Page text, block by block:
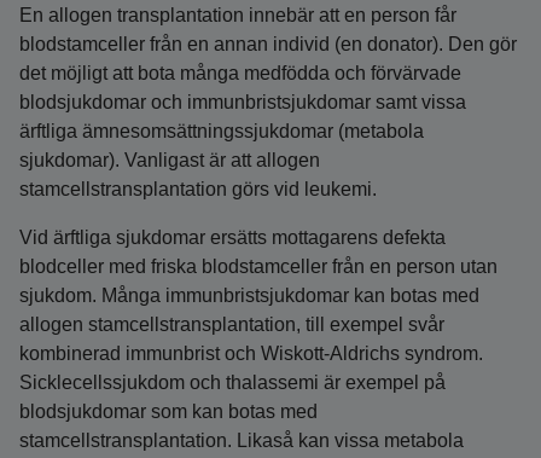
En allogen transplantation innebär att en person får
blodstamceller från en annan individ (en donator). Den gör
det möjligt att bota många medfödda och förvärvade
blodsjukdomar och immunbristsjukdomar samt vissa
ärftliga ämnesomsättningssjukdomar (metabola
sjukdomar). Vanligast är att allogen
stamcellstransplantation görs vid leukemi.
Vid ärftliga sjukdomar ersätts mottagarens defekta
blodceller med friska blod­stamceller från en person utan
sjukdom. Många immunbristsjukdomar kan botas med
allogen stamcells­transplantation, till exempel svår
kombinerad immunbrist och Wiskott-Aldrichs syndrom.
Sicklecellssjukdom och thalassemi är exempel på
blodsjukdomar som kan botas med
stamcellstransplantation. Likaså kan vissa metabola